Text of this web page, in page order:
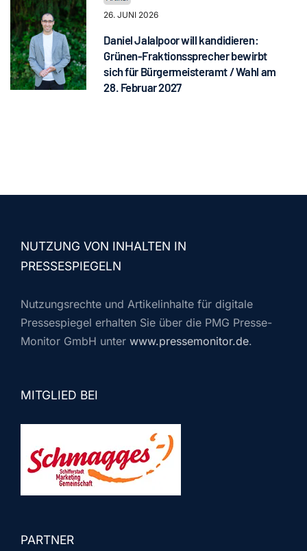
26. JUNI 2026
Daniel Jalalpoor will kandidieren:
Grünen-Fraktionssprecher bewirbt
sich für Bürgermeisteramt / Wahl am
28. Februar 2027
NUTZUNG VON INHALTEN IN
PRESSESPIEGELN
Nutzungsrechte und Artikelinhalte für digitale
Pressespiegel erhalten Sie über die PMG Presse-
Monitor GmbH unter www.pressemonitor.de.
MITGLIED BEI
PARTNER